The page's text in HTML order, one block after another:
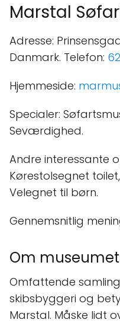
Marstal
Adresse:
Danmark. Telefon:
Hjemmeside:
Specialer:
Seværdighed.
Andre interessante
Kørestolsegnet
Velegnet til børn.
Gennemsnitlig
Om museumet
Omfattende
skibsbyggeri og
Marstal. Måske lidt